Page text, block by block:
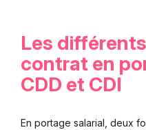
Les
contrat en
CDD et CDI
En portage salarial, deux